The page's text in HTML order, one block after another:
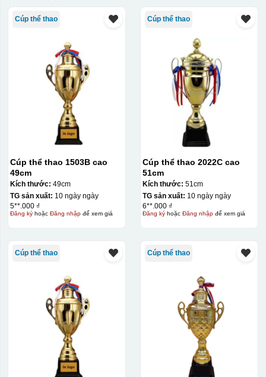
Cúp thể thao
Cúp thể thao 1503B cao
49cm
Kích thước: 49cm
TG sản xuất: 10 ngày ngày
5**.000 ₫
Đăng kýhoặc Đăng nhậpđể xem giá
Cúp thể thao
Cúp thể thao 2022C cao
51cm
Kích thước: 51cm
TG sản xuất: 10 ngày ngày
6**.000 ₫
Đăng kýhoặc Đăng nhậpđể xem giá
Cúp thể thao Cúp thể thao